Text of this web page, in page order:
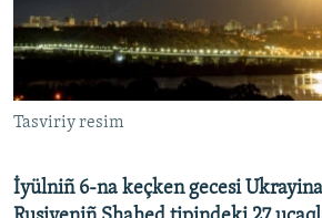
Українською
QOŞULIÑIZ!
RFE/RS bütün saytları
Tasviriy resim
İyülniñ 6-na keçken gecesi